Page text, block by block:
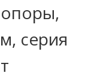
серия